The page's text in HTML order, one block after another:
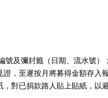
及彌封籤（日期、流水號）
，至遲按月將募得金額存入
對已捐款路人貼上貼紙，以避